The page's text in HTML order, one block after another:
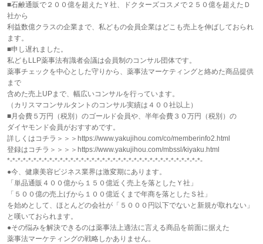
■石鹸通販で２００億を超えたＹ社、ドクターズコスメで２５０億を超えたＤ
社から
利益数億クラスの企業まで、私どもの会員企業はどこも売上を伸ばしておられ
ます。
■申し遅れました。
私どもLLP薬事法有識者会議は会員制のコンサル団体です。
薬事チェックを中心とした守りから、薬事法マーケティングと絡めた商品提供
まで
含めた売上UPまで、幅広いコンサルを行っています。
（カリスマコンサルタントのコンサル実績は４００社以上）
■月会費５万円（税別）のゴールド会員や、半年会費３０万円（税別）の
ダイヤモンド会員がおすすめです。
詳しくはコチラ＞＞＞https://www.yakujihou.com/co/memberinfo2.html
登録はコチラ＞＞＞＞https://www.yakujihou.com/mbssl/kiyaku.html
*-*-*-*-*-*-*-*-*-*-*-*-*-*-*-*-*-*-*-*-*-*-*-*-*-*-*-*-*-*-*-*-*-*-*-*-*-
●今、健康美容ビジネス業界は激変期にあります。
「単品通販４００億から１５０億近く売上を落としたＹ社」
「５００億の売上げから１００億近くまで年商を落としたＳ社」
を始めとして、ほとんどの会社が「５０００円以下でないと新規が取れない」
と嘆いておられます。
●その悩みを解決できるのは薬事法上適法に言える商品を前面に据えた
薬事法マーケティングの戦略しかありません。